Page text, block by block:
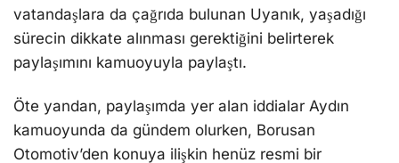
vatandaşlara da çağrıda bulunan Uyanık, yaşadığı
sürecin dikkate alınması gerektiğini belirterek
paylaşımını kamuoyuyla paylaştı.
Öte yandan, paylaşımda yer alan iddialar Aydın
kamuoyunda da gündem olurken, Borusan
Otomotiv’den konuya ilişkin henüz resmi bir